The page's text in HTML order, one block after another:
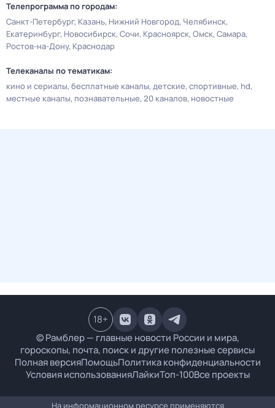
Телепрограмма по городам:
Санкт-Петербург Казань Нижний Новгород Челябинск
Екатеринбург Новосибирск Сочи Красноярск Омск Самара
Ростов-на-Дону Краснодар
Телеканалы по тематикам:
кино и сериалы бесплатные каналы детские спортивные hd
местные каналы познавательные 20 каналов новостные
© Рамблер — главные новости России и мира,
гороскопы, почта, поиск и другие полезные сервисы
Полная версияПомощьПолитика конфиденциальности
Условия использованияЛайкиТоп-100Все проекты
18+
На информационном ресурсе применяются